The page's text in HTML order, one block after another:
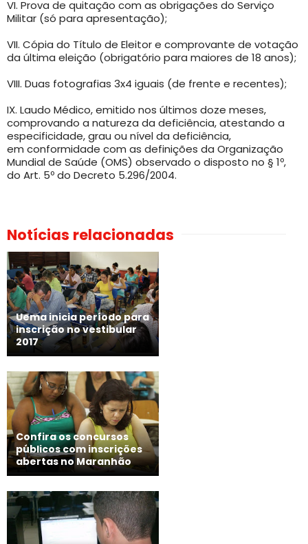
VI. Prova de quitação com as obrigações do Serviço
Militar (só para apresentação);
VII. Cópia do Título de Eleitor e comprovante de votação
da última eleição (obrigatório para maiores de 18 anos);
VIII. Duas fotografias 3x4 iguais (de frente e recentes);
IX. Laudo Médico, emitido nos últimos doze meses,
comprovando a natureza da deficiência, atestando a
especificidade, grau ou nível da deficiência,
em conformidade com as definições da Organização
Mundial de Saúde (OMS) observado o disposto no § 1º,
do Art. 5º do Decreto 5.296/2004.
Notícias relacionadas
Uema inicia período para
inscrição no vestibular
2017
Confira os concursos
públicos com inscrições
abertas no Maranhão